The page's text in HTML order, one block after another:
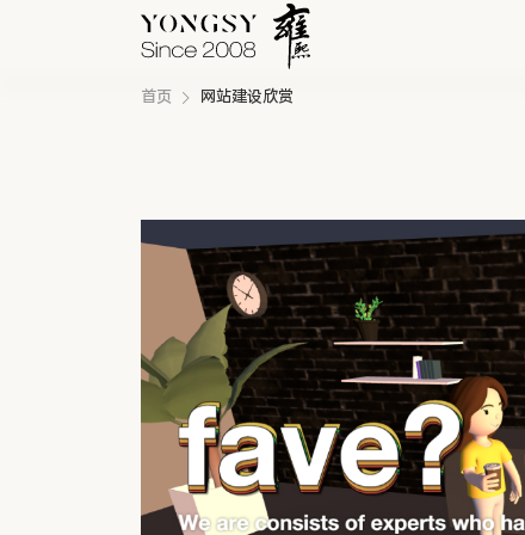
新能源案例
我们的业务
首页 网站建设欣赏